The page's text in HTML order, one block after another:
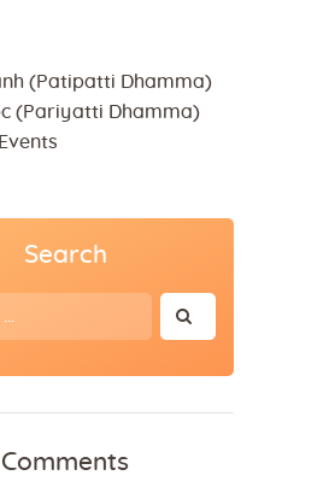
(Patipatti Dhamma)
(Pariyatti Dhamma)
Search
Comments